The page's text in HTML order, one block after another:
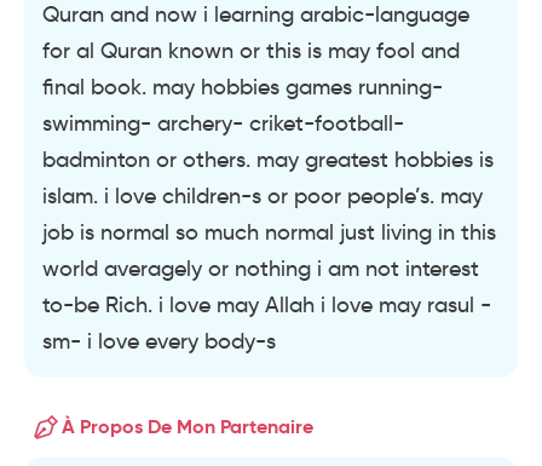
Quran and now i learning arabic-language
for al Quran known or this is may fool and
final book. may hobbies games running-
swimming- archery- criket-football-
badminton or others. may greatest hobbies is
islam. i love children-s or poor people’s. may
job is normal so much normal just living in this
world averagely or nothing i am not interest
to-be Rich. i love may Allah i love may rasul -
sm- i love every body-s
À Propos De Mon Partenaire